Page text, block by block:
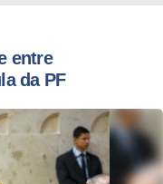
entre
da PF